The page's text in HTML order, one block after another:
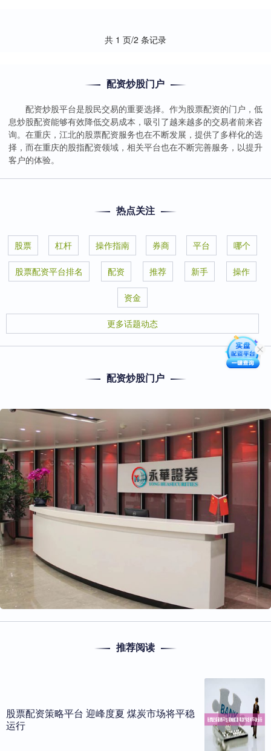
共 1 页/2 条记录
配资炒股门户
配资炒股平台是股民交易的重要选择。作为股票配资的门户，低
息炒股配资能够有效降低交易成本，吸引了越来越多的交易者前来咨
询。在重庆，江北的股票配资服务也在不断发展，提供了多样化的选
择，而在重庆的股指配资领域，相关平台也在不断完善服务，以提升
客户的体验。
热点关注
股票 杠杆 操作指南 券商 平台 哪个
股票配资平台排名 配资 推荐 新手 操作
资金
更多话题动态
配资炒股门户
推荐阅读
股票配资策略平台 迎峰度夏 煤炭市场将平稳
运行